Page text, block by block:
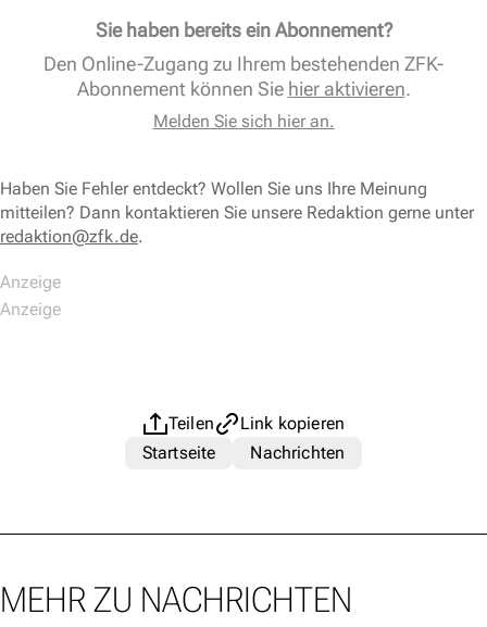
Sie haben bereits ein Abonnement?
Den Online-Zugang zu Ihrem bestehenden ZFK-
Abonnement können Sie hier aktivieren.
Melden Sie sich hier an.
Haben Sie Fehler entdeckt? Wollen Sie uns Ihre Meinung
mitteilen? Dann kontaktieren Sie unsere Redaktion gerne unter
redaktion@zfk.de.
Teilen
Link kopieren
Startseite
Nachrichten
MEHR ZU NACHRICHTEN